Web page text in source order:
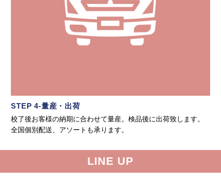
STEP 4-量産・出荷
校了後お客様の納期に合わせて量産。検品後に出荷致します。
全国個別配送、アソートも承ります。
LINE UP